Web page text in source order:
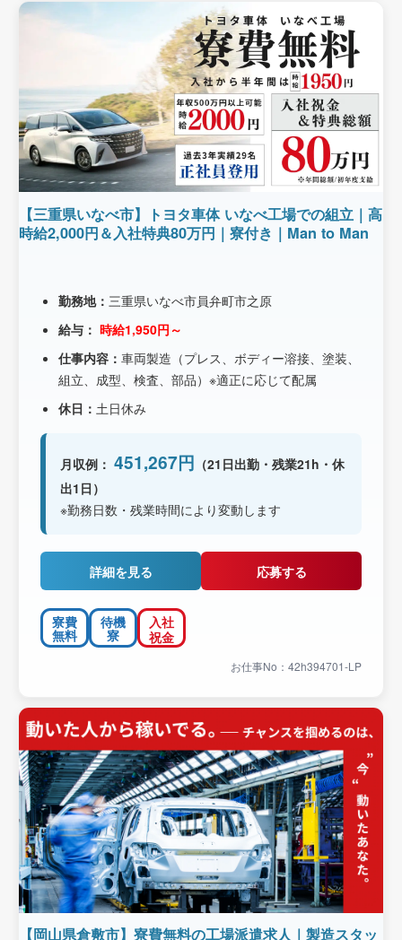
【三重県いなべ市】トヨタ車体 いなべ工場での組立｜高
時給2,000円＆入社特典80万円｜寮付き｜Man to Man
勤務地： 三重県いなべ市員弁町市之原
給与： 時給1,950円～
仕事内容： 車両製造（プレス、ボディー溶接、塗装、
組立、成型、検査、部品）※適正に応じて配属
休日： 土日休み
月収例： 451,267円 （21日出勤・残業21h・休
出1日）
※勤務日数・残業時間により変動します
詳細を見る 応募する
寮費
無料
待機
寮
入社
祝金
お仕事No：42h394701-LP
【岡山県倉敷市】寮費無料の工場派遣求人｜製造スタッ